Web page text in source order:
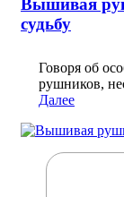
Вышивая
судьбу
Говоря об
рушников,
Далее